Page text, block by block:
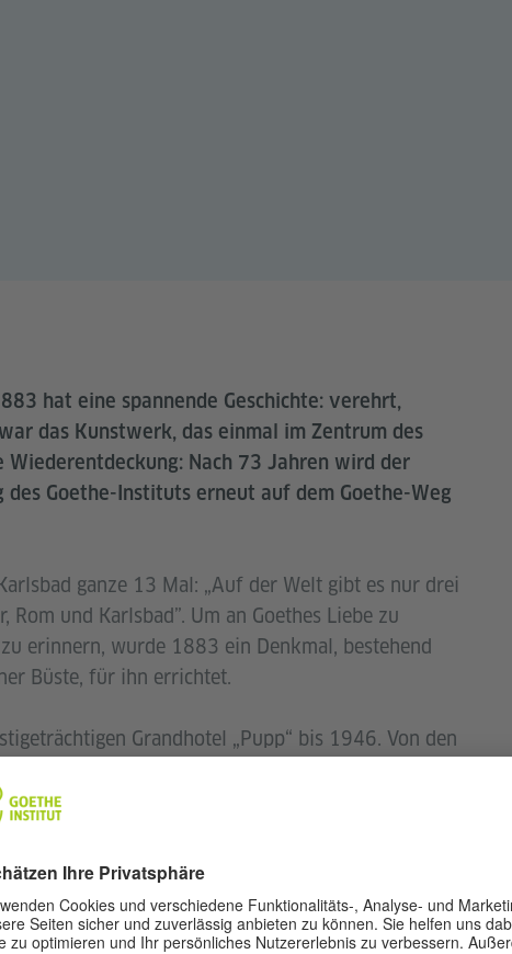
hat eine spannende Geschichte: verehrt,
das Kunstwerk, das einmal im Zentrum des
Nach 73 Jahren wird der
Goethe-Instituts erneut auf dem Goethe-Weg
ganze 13 Mal: „Auf der Welt gibt es nur drei
und Karlsbad”. Um an Goethes Liebe zu
erinnern, wurde 1883 ein Denkmal, bestehend
Büste, für ihn errichtet.
Grandhotel „Pupp“ bis 1946. Von den
Weltkrieges, blieb es zwar verschont, fiel
zum Opfer. Viele Jahrzehnte ruhte es dann
Platz in Karlovy Vary wieder aufgestellt werden,
wechselhaften Geschichte der deutsch-